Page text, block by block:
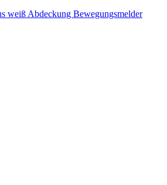
weiß Abdeckung Bewegungsmelder